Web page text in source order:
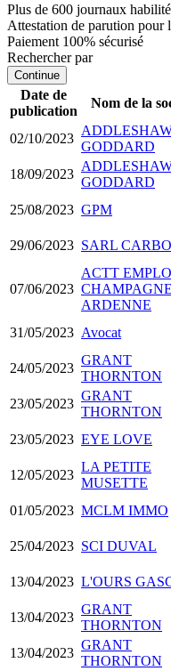
Plus de 600 journaux
Attestation de parution pour
Paiement 100% sécurisé
Rechercher par
Continue
Date de
publication
Nom de la
02/10/2023
GODDARD
18/09/2023
GODDARD
25/08/2023 GPM
29/06/2023 SARL CARBO
07/06/2023
ACTT
ARDENNE
31/05/2023 Avocat
24/05/2023
GRANT
THORNTON
23/05/2023
GRANT
THORNTON
23/05/2023 EYE LOVE
12/05/2023
LA PETITE
MUSETTE
01/05/2023 MCLM IMMO
25/04/2023 SCI DUVAL
13/04/2023 L'OURS
13/04/2023
GRANT
THORNTON
13/04/2023
GRANT
THORNTON